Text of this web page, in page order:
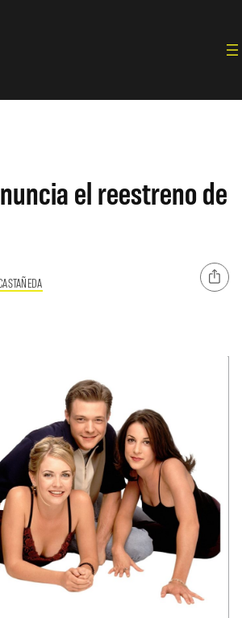
el reestreno de